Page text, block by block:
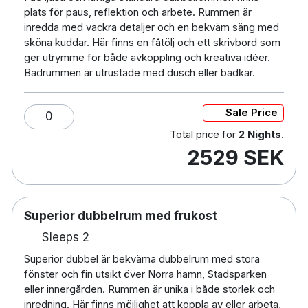
159 rum
Dubbelrum
Badrum med kombinerad dusch & badkar
Gratis WiFi
Skrivbord
Hårtork
Gym & Bastu i anslutning till hotellet
Tvättservice
Sen utcheckning mot en avgift - i mån av plats
Husdjur är tillåtna mot en avgift. Vänligen ange
i kommentarsfältet vid bokning om ni önskar
ett djurvänligt rum, då dessa finns i begränsat
antal
plats för paus, reflektion och arbete. Rummen är
inredda med vackra detaljer och en bekväm säng med
sköna kuddar. Här finns en fåtölj och ett skrivbord som
ger utrymme för både avkoppling och kreativa idéer.
Badrummen är utrustade med dusch eller badkar.
0
Sale Price
Total price for 2 Nights.
2529 SEK
Superior dubbelrum med frukost
Sleeps 2
Superior dubbel är bekväma dubbelrum med stora
fönster och fin utsikt över Norra hamn, Stadsparken
eller innergården. Rummen är unika i både storlek och
inredning. Här finns möjlighet att koppla av eller arbeta,